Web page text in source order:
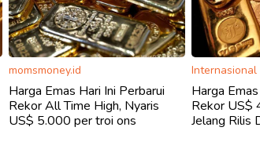
momsmoney.id
Harga Emas Hari Ini Perbarui
Rekor All Time High, Nyaris
US$ 5.000 per troi ons
Internasional
Harga
Rekor US$
Jelang Rilis